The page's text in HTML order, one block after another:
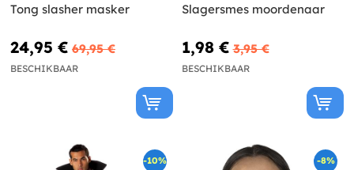
Tong slasher masker
24,95 € 69,95 €
BESCHIKBAAR
Slagersmes moordenaar
1,98 € 3,95 €
BESCHIKBAAR
-10% -8%